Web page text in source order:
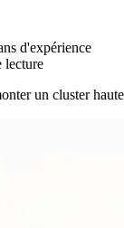
d'expérience
lecture
un cluster